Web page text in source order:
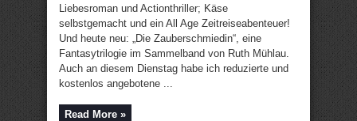
Liebesroman und Actionthriller; Käse
selbstgemacht und ein All Age Zeitreiseabenteuer!
Und heute neu: „Die Zauberschmiedin“, eine
Fantasytrilogie im Sammelband von Ruth Mühlau.
Auch an diesem Dienstag habe ich reduzierte und
kostenlos angebotene ...
Read More »